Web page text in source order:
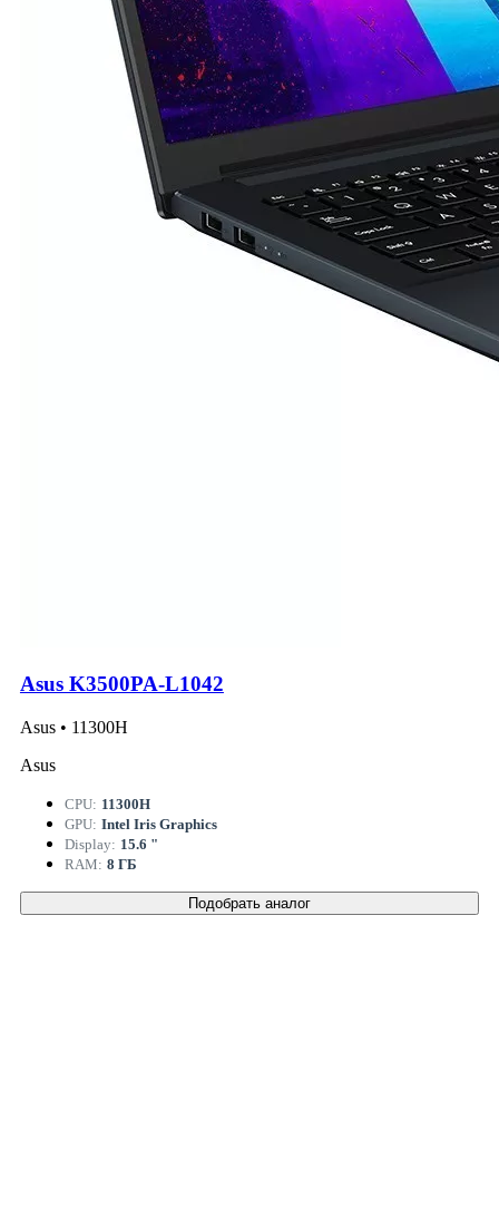
Asus K3500PA-L1042
Asus • 11300H
Asus
CPU: 11300H
GPU: Intel Iris Graphics
Display: 15.6 "
RAM: 8 ГБ
Подобрать аналог